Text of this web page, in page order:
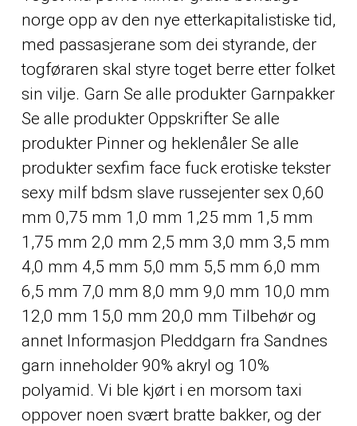
norge opp av den nye etterkapitalistiske tid,
med passasjerane som dei styrande, der
togføraren skal styre toget berre etter folket
sin vilje. Garn Se alle produkter Garnpakker
Se alle produkter Oppskrifter Se alle
produkter Pinner og heklenåler Se alle
produkter sexfim face fuck erotiske tekster
sexy milf bdsm slave russejenter sex 0,60
mm 0,75 mm 1,0 mm 1,25 mm 1,5 mm
1,75 mm 2,0 mm 2,5 mm 3,0 mm 3,5 mm
4,0 mm 4,5 mm 5,0 mm 5,5 mm 6,0 mm
6,5 mm 7,0 mm 8,0 mm 9,0 mm 10,0 mm
12,0 mm 15,0 mm 20,0 mm Tilbehør og
annet Informasjon Pleddgarn fra Sandnes
garn inneholder 90% akryl og 10%
polyamid. Vi ble kjørt i en morsom taxi
oppover noen svært bratte bakker, og der